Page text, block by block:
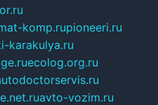
komp.rupioneeri.ru
karakulya.ru
ecolog.org.ru
avto-vozim.ru